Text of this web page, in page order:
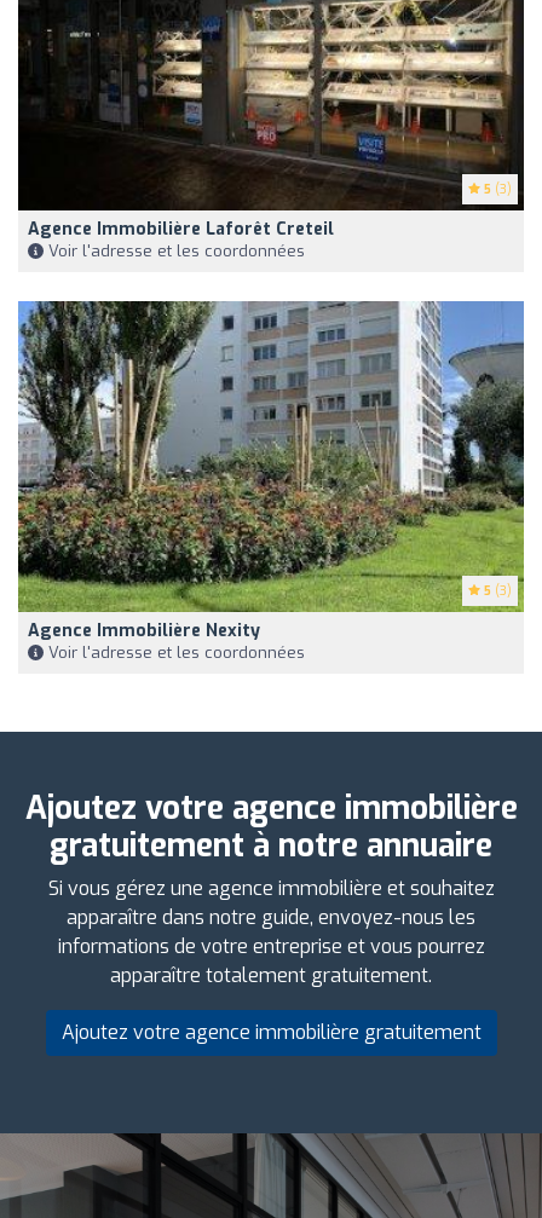
5 (3)
Agence Immobilière Laforêt Creteil
Voir l'adresse et les coordonnées
5 (3)
Agence Immobilière Nexity
Voir l'adresse et les coordonnées
Ajoutez votre agence immobilière
gratuitement à notre annuaire
Si vous gérez une agence immobilière et souhaitez
apparaître dans notre guide, envoyez-nous les
informations de votre entreprise et vous pourrez
apparaître totalement gratuitement.
Ajoutez votre agence immobilière gratuitement